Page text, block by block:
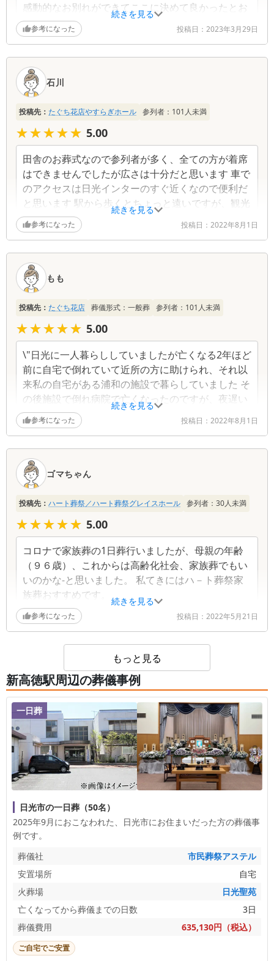
続きを見る
感動的なお別れができてここに決めて良かったとお
もいました。
参考になった 投稿日： 2023年3月29日
続きを見る
石川
投稿先： たぐち花店やすらぎホール 参列者： 101 人未満
★★★★★
★★★★★ 5.00
田舎のお葬式なので参列者が多く、全ての方が着席
はできませんでしたが広さは十分だと思います 車で
のアクセスは日光インターのすぐ近くなので便利だ
と思います 駅から歩くとちょっと遠いですが、観光
地なのでタクシーは多いため問題ないと思います
参考になった 投稿日： 2022年8月1日
続きを見る
もも
投稿先： たぐち花店 葬儀形式： 一般葬 参列者： 101 人未満
★★★★★
★★★★★ 5.00
\"日光に一人暮らししていましたが亡くなる2年ほど
前に自宅で倒れていて近所の方に助けられ、それ以
来私の自宅がある浦和の施設で暮らしていました そ
の後施設で倒れ病院で亡くなったのですが、夜遅い
時間でもその日の内に受け入れていただき大変助か
りました 本人は霊柩車（タクシー）で先に行っても
いろ準備をしていただき感謝しています\"
参考になった 投稿日： 2022年8月1日
続きを見る
ゴマちゃん
投稿先： ハート葬祭／ハート葬祭グレイスホール 参列者： 30人未満
★★★★★
★★★★★ 5.00
コロナで家族葬の1日葬行いましたが、母親の年齢
（９６歳）、これからは高齢化社会、家族葬でもい
いのかな-と思いました。 私てきにはハ－ト葬祭家
族葬おすすめです。
参考になった 投稿日： 2022年5月21日
もっと見る
新高徳駅周辺の葬儀事例
一日葬
日光市の一日葬（50名）
2025年9月におこなわれた、
日光市にお住まいだった方の葬儀事
例です。
葬儀社
市民葬祭アステル
安置場所
自宅
火葬場
日光聖苑
亡くなってから葬儀までの日数
3日
葬儀費用
635,130円（税込）
ご自宅でご安置